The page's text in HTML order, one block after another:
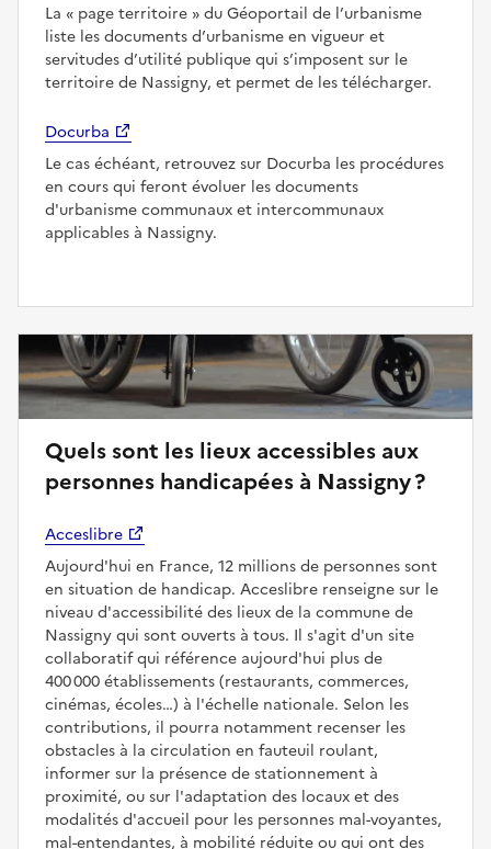
La
page territoire
du Géoportail de l’urbanisme
liste les documents d’urbanisme en vigueur et
servitudes d’utilité publique qui s’imposent sur le
territoire de Nassigny, et permet de les télécharger.
Docurba
Le cas échéant, retrouvez sur Docurba les procédures
en cours qui feront évoluer les documents
d'urbanisme communaux et intercommunaux
applicables à Nassigny.
Quels sont les lieux accessibles aux
personnes handicapées à Nassigny ?
Acceslibre
Aujourd'hui en France, 12 millions de personnes sont
en situation de handicap. Acceslibre renseigne sur le
niveau d'accessibilité des lieux de la commune de
Nassigny qui sont ouverts à tous. Il s'agit d'un site
collaboratif qui référence aujourd'hui plus de
400 000 établissements (restaurants, commerces,
cinémas, écoles…) à l'échelle nationale. Selon les
contributions, il pourra notamment recenser les
obstacles à la circulation en fauteuil roulant,
informer sur la présence de stationnement à
proximité, ou sur l'adaptation des locaux et des
modalités d'accueil pour les personnes mal-voyantes,
mal-entendantes, à mobilité réduite ou qui ont des